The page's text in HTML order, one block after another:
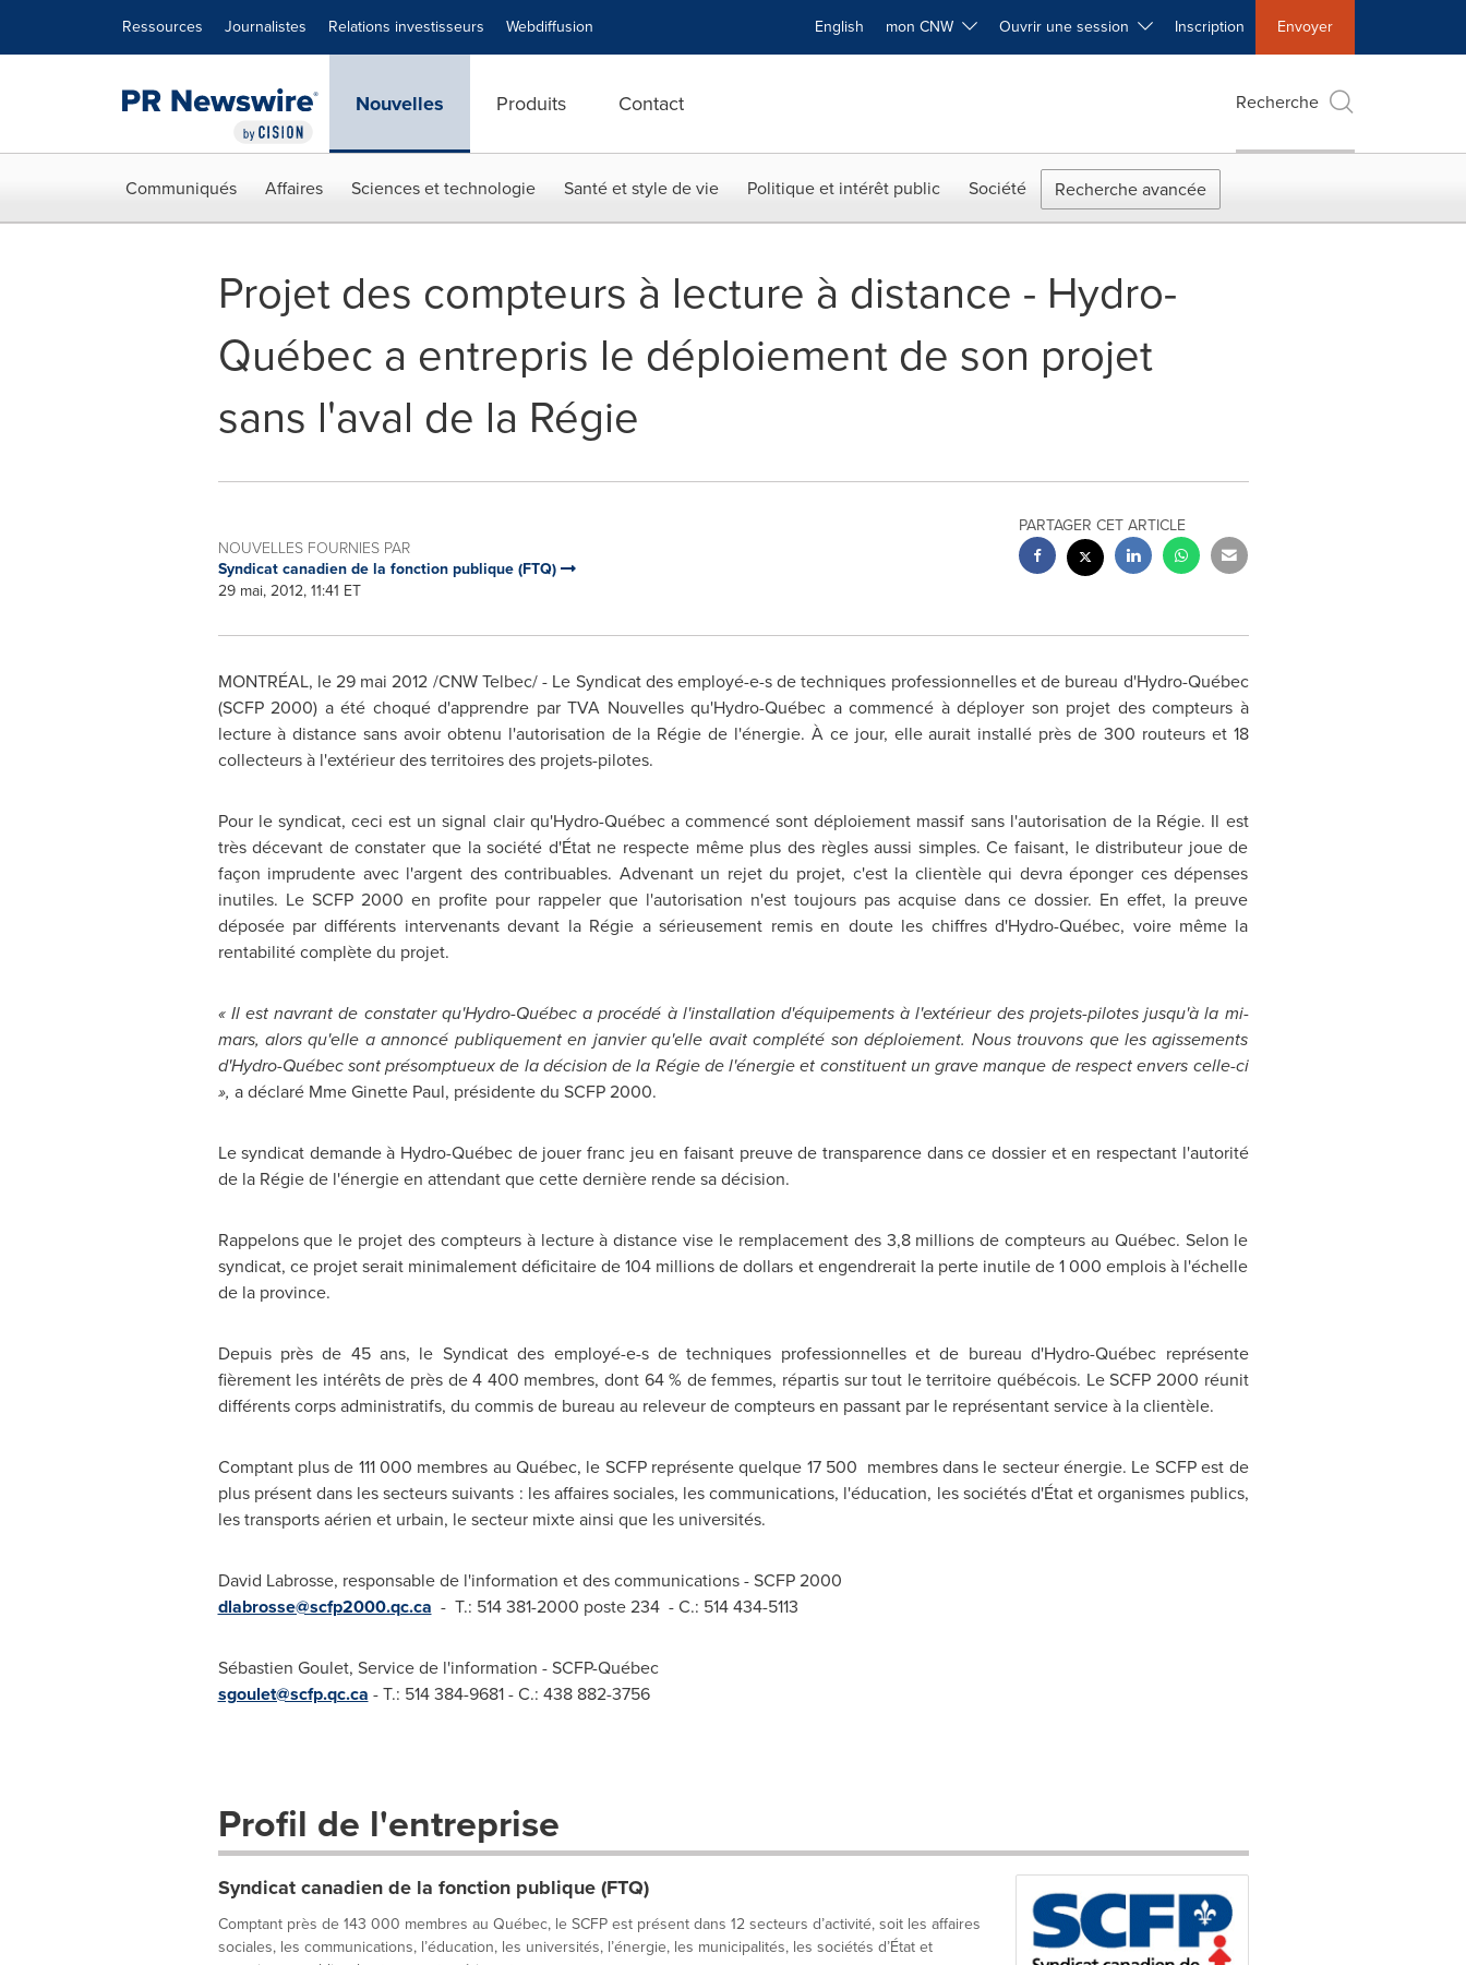
Ressources Journalistes Relations investisseurs Webdiffusion English mon CNW Ouvrir une session Inscription Envoyer
Nouvelles Produits Contact Recherche
Communiqués Affaires Sciences et technologie Santé et style de vie Politique et intérêt public Société Recherche avancée
Projet des compteurs à lecture à distance - Hydro-
Québec a entrepris le déploiement de son projet
sans l'aval de la Régie
NOUVELLES FOURNIES PAR
Syndicat canadien de la fonction publique (FTQ)
29 mai, 2012, 11:41 ET
PARTAGER CET ARTICLE
MONTRÉAL, le 29 mai 2012 /CNW Telbec/ - Le Syndicat des employé-e-s de techniques professionnelles et de bureau d'Hydro-Québec
(SCFP 2000) a été choqué d'apprendre par TVA Nouvelles qu'Hydro-Québec a commencé à déployer son projet des compteurs à
lecture à distance sans avoir obtenu l'autorisation de la Régie de l'énergie. À ce jour, elle aurait installé près de 300 routeurs et 18
collecteurs à l'extérieur des territoires des projets-pilotes.
Pour le syndicat, ceci est un signal clair qu'Hydro-Québec a commencé sont déploiement massif sans l'autorisation de la Régie. Il est
très décevant de constater que la société d'État ne respecte même plus des règles aussi simples. Ce faisant, le distributeur joue de
façon imprudente avec l'argent des contribuables. Advenant un rejet du projet, c'est la clientèle qui devra éponger ces dépenses
inutiles. Le SCFP 2000 en profite pour rappeler que l'autorisation n'est toujours pas acquise dans ce dossier. En effet, la preuve
déposée par différents intervenants devant la Régie a sérieusement remis en doute les chiffres d'Hydro-Québec, voire même la
rentabilité complète du projet.
« Il est navrant de constater qu'Hydro-Québec a procédé à l'installation d'équipements à l'extérieur des projets-pilotes jusqu'à la mi-
mars, alors qu'elle a annoncé publiquement en janvier qu'elle avait complété son déploiement. Nous trouvons que les agissements
d'Hydro-Québec sont présomptueux de la décision de la Régie de l'énergie et constituent un grave manque de respect envers celle-ci
», a déclaré MmeGinette Paul, présidente du SCFP 2000.
Le syndicat demande à Hydro-Québec de jouer franc jeu en faisant preuve de transparence dans ce dossier et en respectant l'autorité
de la Régie de l'énergie en attendant que cette dernière rende sa décision.
Rappelons que le projet des compteurs à lecture à distance vise le remplacement des 3,8 millions de compteurs au Québec. Selon le
syndicat, ce projet serait minimalement déficitaire de 104 millions de dollars et engendrerait la perte inutile de 1 000 emplois à l'échelle
de la province.
Depuis près de 45 ans, le Syndicat des employé-e-s de techniques professionnelles et de bureau d'Hydro-Québec représente
fièrement les intérêts de près de 4 400 membres, dont 64 % de femmes, répartis sur tout le territoire québécois. Le SCFP 2000 réunit
différents corps administratifs, du commis de bureau au releveur de compteurs en passant par le représentant service à la clientèle.
Comptant plus de 111 000 membres au Québec, le SCFP représente quelque 17 500 membres dans le secteur énergie. Le SCFP est de
plus présent dans les secteurs suivants : les affaires sociales, les communications, l'éducation, les sociétés d'État et organismes publics,
les transports aérien et urbain, le secteur mixte ainsi que les universités.
David Labrosse, responsable de l'information et des communications - SCFP 2000
dlabrosse@scfp2000.qc.ca - T.: 514 381-2000 poste 234 - C.: 514 434-5113
Sébastien Goulet, Service de l'information - SCFP-Québec
sgoulet@scfp.qc.ca - T.: 514 384-9681 - C.: 438 882-3756
Profil de l'entreprise
Syndicat canadien de la fonction publique (FTQ)
Comptant près de 143 000 membres au Québec, le SCFP est présent dans 12 secteurs d’activité, soit les affaires
sociales, les communications, l’éducation, les universités, l’énergie, les municipalités, les sociétés d’État et